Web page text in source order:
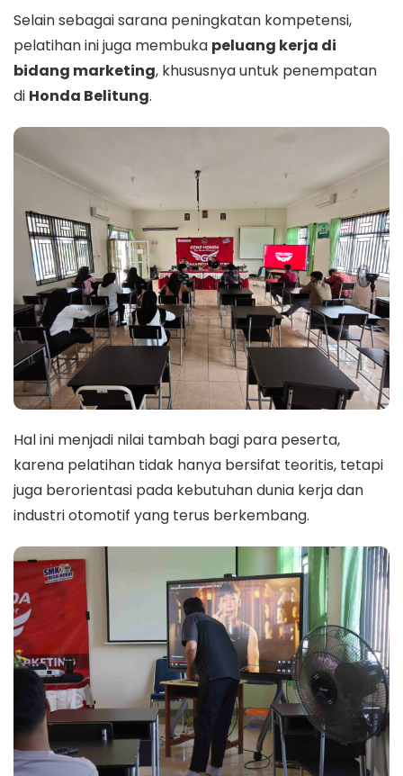
Selain sebagai sarana peningkatan kompetensi,
pelatihan ini juga membuka peluang kerja di
bidang marketing, khususnya untuk penempatan
di Honda Belitung.
Hal ini menjadi nilai tambah bagi para peserta,
karena pelatihan tidak hanya bersifat teoritis, tetapi
juga berorientasi pada kebutuhan dunia kerja dan
industri otomotif yang terus berkembang.